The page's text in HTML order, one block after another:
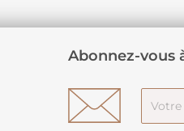
Abonnez-vous